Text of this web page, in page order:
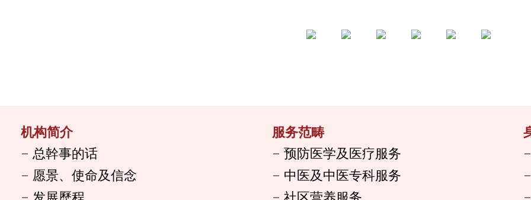
机构简介
总幹事的话
愿景、使命及信念
发展歷程
服务范畴
预防医学及医疗服务
中医及中医专科服务
社区营养服务